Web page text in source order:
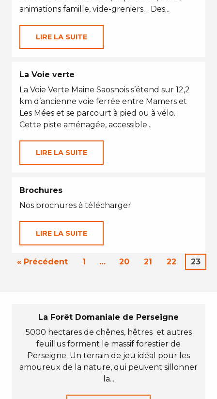
animations famille, vide-greniers… Des...
LIRE LA SUITE
PETITES VACANCES
La Voie verte
La Voie Verte Maine Saosnois s’étend sur 12,2
km d’ancienne voie ferrée entre Mamers et
Les Mées et se parcourt à pied ou à vélo.
Cette piste aménagée, accessible...
LIRE LA SUITE
Brochures
Nos brochures à télécharger
LIRE LA SUITE
« Précédent 1 … 20 21 22 23
La Forêt Domaniale de Perseigne
5000 hectares de chênes, hêtres et autres
feuillus forment le massif forestier de
Perseigne. Un terrain de jeu idéal pour les
amoureux de la nature, qui peuvent sillonner
la...